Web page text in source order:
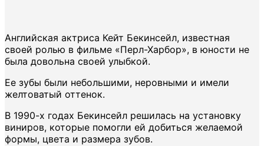
Английская актриса Кейт Бекинсейл, известная
своей ролью в фильме «Перл-Харбор», в юности не
была довольна своей улыбкой.
Ее зубы были небольшими, неровными и имели
желтоватый оттенок.
В 1990-х годах Бекинсейл решилась на установку
виниров, которые помогли ей добиться желаемой
формы, цвета и размера зубов.